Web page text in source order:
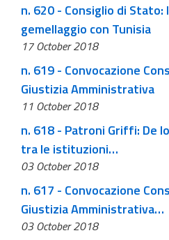
n. 620 - Consiglio di
gemellaggio con Tunisia
17 October 2018
n. 619 - Convocazione
Giustizia Amministrativa
11 October 2018
n. 618 - Patroni Griffi: De
tra le istituzioni…
03 October 2018
n. 617 - Convocazione Consiglio di Presidenza
Giustizia Amministrativa…
03 October 2018